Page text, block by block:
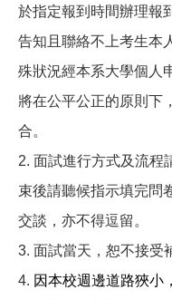
於指定報到時間辦理報
告知且聯絡不上考生本
殊狀況經本系大學個人
將在公平公正的原則下
合。
2. 面試進行方式及流程
束後請聽候指示填完問
交談，亦不得逗留。
3. 面試當天，恕不接受
4. 因本校週邊道路狹小